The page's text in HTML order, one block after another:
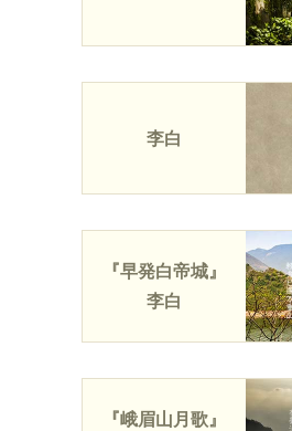
李白
『早発白帝城』
李白
『峨眉山月歌』